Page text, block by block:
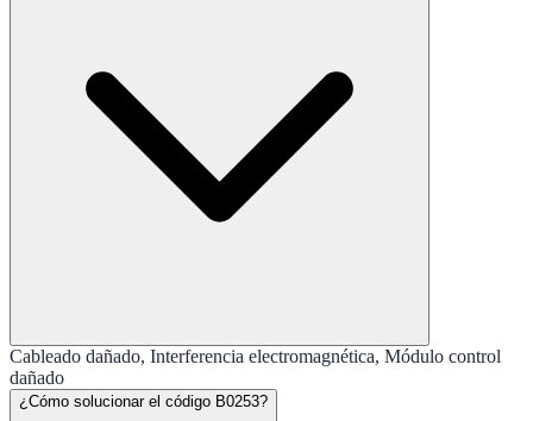
Cableado dañado, Interferencia electromagnética, Módulo control
dañado
¿Cómo solucionar el código B0253?